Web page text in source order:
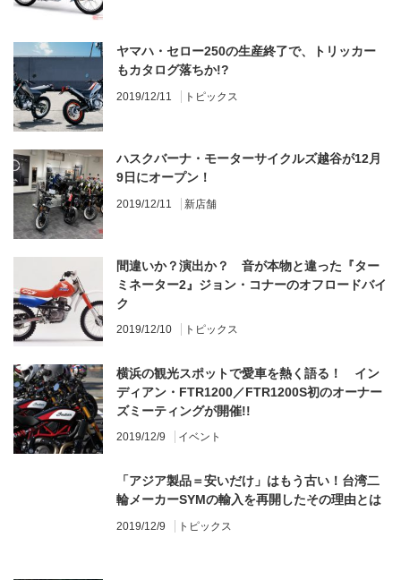
ヤマハ・セロー250の生産終了で、トリッカー
もカタログ落ちか!?
2019/12/11 トピックス
ハスクバーナ・モーターサイクルズ越谷が12月
9日にオープン！
2019/12/11 新店舗
間違いか？演出か？ 音が本物と違った『ター
ミネーター2』ジョン・コナーのオフロードバイ
ク
2019/12/10 トピックス
横浜の観光スポットで愛車を熱く語る！ イン
ディアン・FTR1200／FTR1200S初のオーナー
ズミーティングが開催!!
2019/12/9 イベント
「アジア製品＝安いだけ」はもう古い！台湾二
輪メーカーSYMの輸入を再開したその理由とは
2019/12/9 トピックス